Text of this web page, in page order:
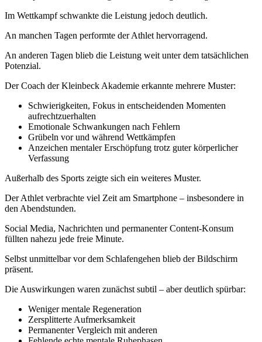
Im Wettkampf schwankte die Leistung jedoch deutlich.
An manchen Tagen performte der Athlet hervorragend.
An anderen Tagen blieb die Leistung weit unter dem tatsächlichen
Potenzial.
Der Coach der Kleinbeck Akademie erkannte mehrere Muster:
Schwierigkeiten, Fokus in entscheidenden Momenten
aufrechtzuerhalten
Emotionale Schwankungen nach Fehlern
Grübeln vor und während Wettkämpfen
Anzeichen mentaler Erschöpfung trotz guter körperlicher
Verfassung
Außerhalb des Sports zeigte sich ein weiteres Muster.
Der Athlet verbrachte viel Zeit am Smartphone – insbesondere in
den Abendstunden.
Social Media, Nachrichten und permanenter Content-Konsum
füllten nahezu jede freie Minute.
Selbst unmittelbar vor dem Schlafengehen blieb der Bildschirm
präsent.
Die Auswirkungen waren zunächst subtil – aber deutlich spürbar:
Weniger mentale Regeneration
Zersplitterte Aufmerksamkeit
Permanenter Vergleich mit anderen